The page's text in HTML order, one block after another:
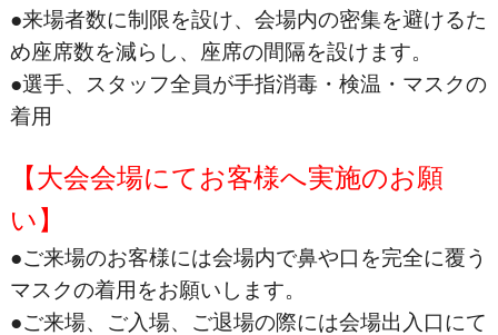
●来場者数に制限を設け、会場内の密集を避けるた
め座席数を減らし、座席の間隔を設けます。
●選手、スタッフ全員が手指消毒・検温・マスクの
着用
【大会会場にてお客様へ実施のお願
い】
●ご来場のお客様には会場内で鼻や口を完全に覆う
マスクの着用をお願いします。
●ご来場、ご入場、ご退場の際には会場出入口にて